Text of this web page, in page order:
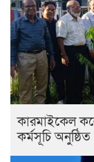
কারমাইকেল
কর্মসূচি অনুষ্ঠিত